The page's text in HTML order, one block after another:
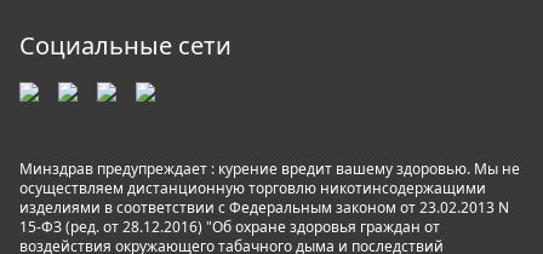
Социальные сети
Минздрав предупреждает : курение вредит вашему здоровью. Мы не
осуществляем дистанционную торговлю никотинсодержащими
изделиями в соответствии с Федеральным законом от 23.02.2013 N
15-ФЗ (ред. от 28.12.2016) "Об охране здоровья граждан от
воздействия окружающего табачного дыма и последствий